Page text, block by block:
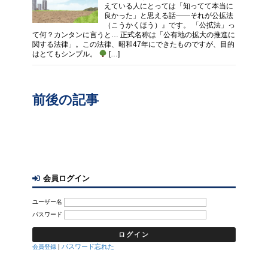
えている人にとっては「知ってて本当に
良かった」と思える話――それが公拡法
（こうかくほう）』です。 「公拡法」っ
て何？カンタンに言うと… 正式名称は「公有地の拡大の推進に
関する法律」。この法律、昭和47年にできたものですが、目的
はとてもシンプル。
[…]
前後の記事
会員ログイン
ユーザー名
パスワード
会員登録 | パスワード忘れた